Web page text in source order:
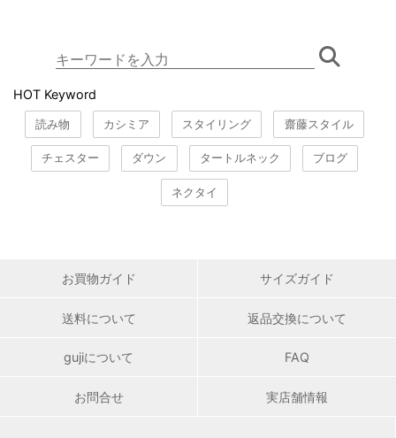
HOT Keyword
読み物 カシミア スタイリング 齋藤スタイル
チェスター ダウン タートルネック ブログ
ネクタイ
お買物ガイド サイズガイド
送料について 返品交換について
gujiについて FAQ
お問合せ 実店舗情報